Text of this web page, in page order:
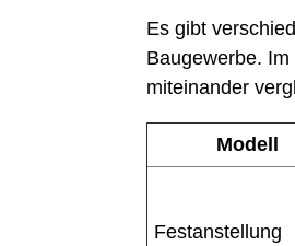
Es gibt
Baugewerbe.
miteinander
Modell
Festanstellung